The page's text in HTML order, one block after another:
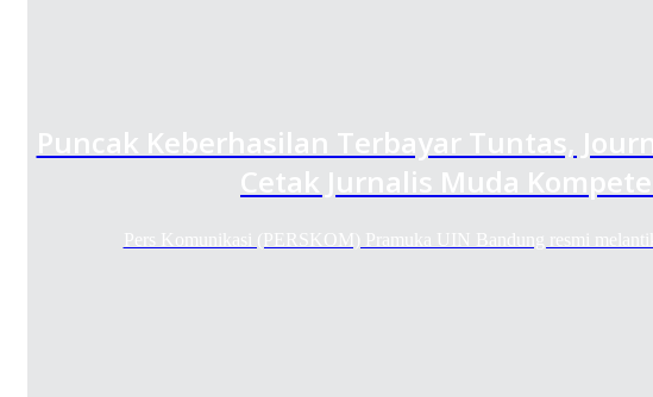
Puncak Keberhasilan Terbayar Tuntas,
Cetak Jurnalis Muda
Pers Komunikasi (PERSKOM) Pramuka UIN Bandung resmi